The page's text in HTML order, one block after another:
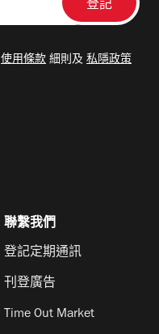
使用條款 細則及 私隱政策
聯繫我們
登記定期通訊
刊登廣告
Time Out Market